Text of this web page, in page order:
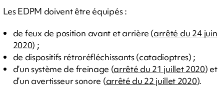
Les EDPM doivent être équipés :
de feux de position avant et arrière (arrêté du 24 juin
2020) ;
de dispositifs rétroréfléchissants (catadioptres) ;
d’un système de freinage (arrêté du 21 juillet 2020) et
d’un avertisseur sonore (arrêté du 22 juillet 2020).